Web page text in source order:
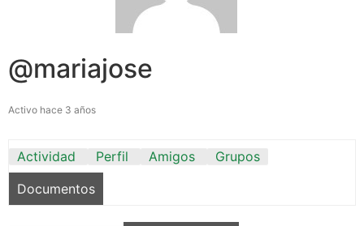
@mariajose
Activo hace 3 años
Actividad Perfil Amigos
Grupos
Documentos